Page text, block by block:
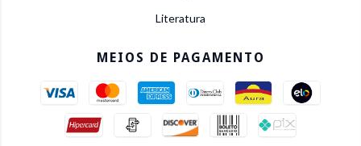
Literatura
MEIOS DE PAGAMENTO